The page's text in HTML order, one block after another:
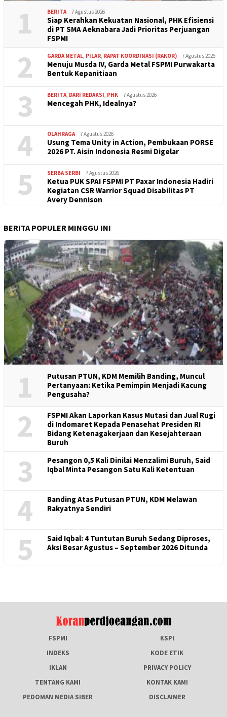
1 BERITA 7 Agustus 2026
Siap Kerahkan Kekuatan Nasional, PHK Efisiensi
di PT SMA Aeknabara Jadi Prioritas Perjuangan
FSPMI
2 GARDA METAL PILAR RAPAT KOORDINASI (RAKOR) 7 Agustus 2026
Menuju Musda IV, Garda Metal FSPMI Purwakarta
Bentuk Kepanitiaan
3 BERITA DARI REDAKSI PHK 7 Agustus 2026
Mencegah PHK, Idealnya?
4 OLAHRAGA 7 Agustus 2026
Usung Tema Unity in Action, Pembukaan PORSE
2026 PT. Aisin Indonesia Resmi Digelar
5 SERBA SERBI 7 Agustus 2026
Ketua PUK SPAI FSPMI PT Paxar Indonesia Hadiri
Kegiatan CSR Warrior Squad Disabilitas PT
Avery Dennison
BERITA POPULER MINGGU INI
1
Putusan PTUN, KDM Memilih Banding, Muncul
Pertanyaan: Ketika Pemimpin Menjadi Kacung
Pengusaha?
2
FSPMI Akan Laporkan Kasus Mutasi dan Jual Rugi
di Indomaret Kepada Penasehat Presiden RI
Bidang Ketenagakerjaan dan Kesejahteraan
Buruh
3
Pesangon 0,5 Kali Dinilai Menzalimi Buruh, Said
Iqbal Minta Pesangon Satu Kali Ketentuan
4
Banding Atas Putusan PTUN, KDM Melawan
Rakyatnya Sendiri
5
Said Iqbal: 4 Tuntutan Buruh Sedang Diproses,
Aksi Besar Agustus – September 2026 Ditunda
FSPMI
KSPI
INDEKS
KODE ETIK
IKLAN
PRIVACY POLICY
TENTANG KAMI
KONTAK KAMI
PEDOMAN MEDIA SIBER
DISCLAIMER